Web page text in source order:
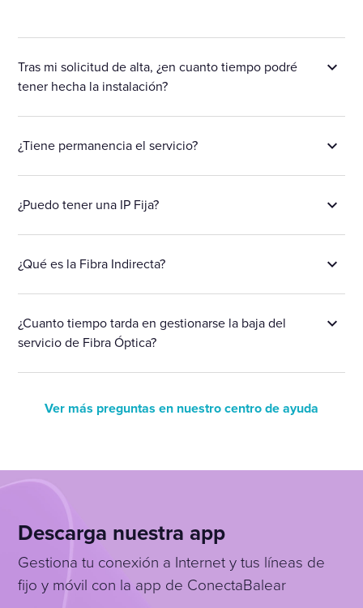
Tras mi solicitud de alta, ¿en cuanto tiempo podré
tener hecha la instalación?
¿Tiene permanencia el servicio?
¿Puedo tener una IP Fija?
¿Qué es la Fibra Indirecta?
¿Cuanto tiempo tarda en gestionarse la baja del
servicio de Fibra Óptica?
Ver más preguntas en nuestro centro de ayuda
Descarga nuestra app
Gestiona tu conexión a Internet y tus líneas de
fijo y móvil con la app de ConectaBalear